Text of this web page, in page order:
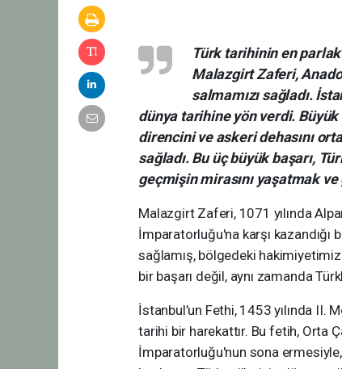
Türk tarihinin en
Malazgirt Zaferi,
salmamızı sağladı.
dünya tarihine yön verdi.
direncini ve askeri dehasını
sağladı. Bu üç büyük başarı,
geçmişin mirasını yaşatmak
Malazgirt Zaferi, 1071 yılında
İmparatorluğu'na karşı kazandığı
sağlamış, bölgedeki
bir başarı değil, aynı zamanda
İstanbul’un Fethi, 1453 yılında
tarihi bir harekattır. Bu fetih, Orta
İmparatorluğu'nun sona